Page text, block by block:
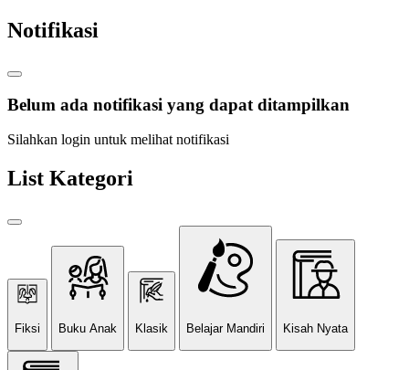
Notifikasi
Belum ada notifikasi yang dapat ditampilkan
Silahkan login untuk melihat notifikasi
List Kategori
Fiksi Buku Anak Klasik Belajar Mandiri Kisah Nyata